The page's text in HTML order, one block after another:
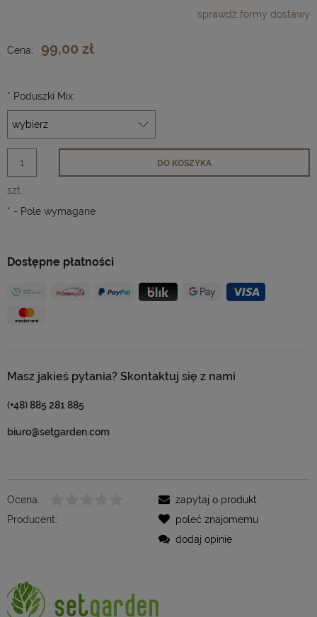
sprawdź formy dostawy
Dostępne płatności
Masz jakieś pytania? Skontaktuj się z nami
(+48) 885 281 885
biuro@setgarden.com
Cena: 99,00 zł
* Poduszki Mix:
szt.
DO KOSZYKA
* - Pole wymagane
Ocena:
Producent:
zapytaj o produkt
poleć znajomemu
dodaj opinię